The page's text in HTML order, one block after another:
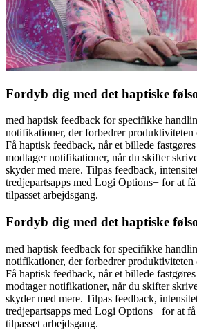
Fordyb dig med det haptiske
med haptisk feedback for specifikke
notifikationer, der forbedrer produktiviteten
Få haptisk feedback, når et billede
modtager notifikationer, når du skifter
skyder med mere. Tilpas feedback,
tredjepartsapps med Logi Options+ for at
tilpasset arbejdsgang.
Fordyb dig med det haptiske
med haptisk feedback for specifikke
notifikationer, der forbedrer produktiviteten
Få haptisk feedback, når et billede
modtager notifikationer, når du skifter
skyder med mere. Tilpas feedback,
tredjepartsapps med Logi Options+ for at
tilpasset arbejdsgang.